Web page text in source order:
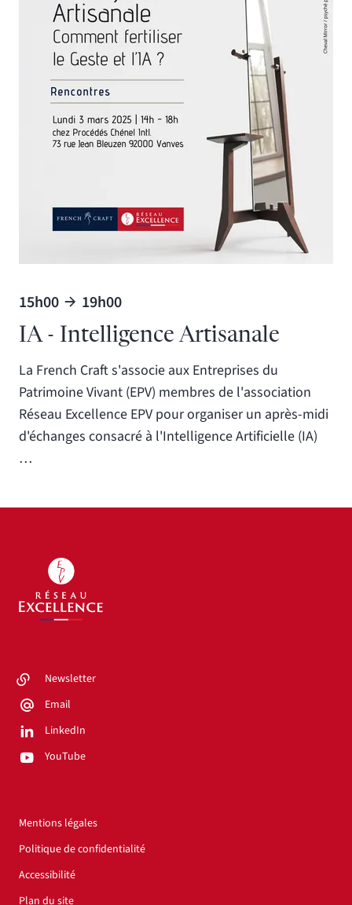
IA - Intelligence Artisanale
15h00 19h00
La French Craft s'associe aux Entreprises du
Patrimoine Vivant (EPV) membres de l'association
Réseau Excellence EPV pour organiser un après-midi
d'échanges consacré à l'Intelligence Artificielle (IA)
…
Newsletter
Email
LinkedIn
YouTube
Mentions légales
Politique de confidentialité
Accessibilité
Plan du site